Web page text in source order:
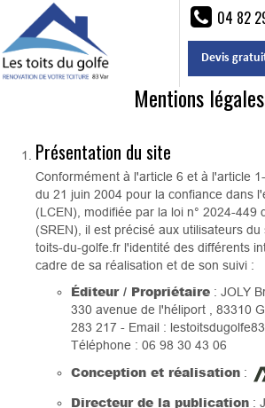
04 82
Devis
Mentions légales
Présentation du site
Conformément à l'article 6 et à l'article
du 21 juin 2004 pour la confiance dans
(LCEN), modifiée par la loi n° 2024-449
(SREN), il est précisé aux utilisateurs
toits-du-golfe.fr l'identité des différents
cadre de sa réalisation et de son suivi :
Éditeur / Propriétaire : JOLY
330 avenue de l'héliport , 83310
283 217 - Email :
Téléphone : 06 98 30 43 06
Conception et réalisation :
Directeur de la publication :